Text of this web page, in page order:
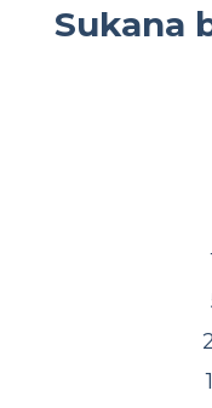
Sukana